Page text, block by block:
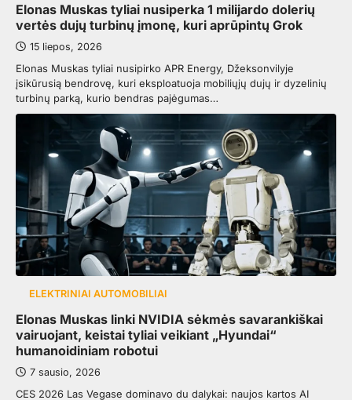
Elonas Muskas tyliai nusiperka 1 milijardo dolerių
vertės dujų turbinų įmonę, kuri aprūpintų Grok
15 liepos, 2026
Elonas Muskas tyliai nusipirko APR Energy, Džeksonvilyje
įsikūrusią bendrovę, kuri eksploatuoja mobiliųjų dujų ir dyzelinių
turbinų parką, kurio bendras pajėgumas…
ELEKTRINIAI AUTOMOBILIAI
Elonas Muskas linki NVIDIA sėkmės savarankiškai
vairuojant, keistai tyliai veikiant „Hyundai“
humanoidiniam robotui
7 sausio, 2026
CES 2026 Las Vegase dominavo du dalykai: naujos kartos AI